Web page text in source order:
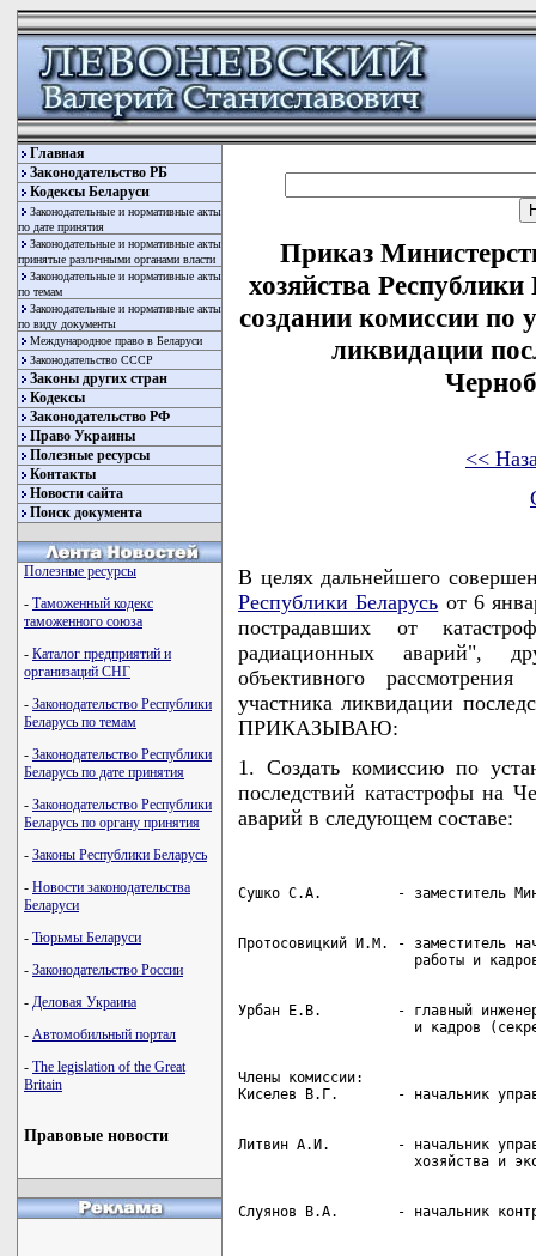
Главная
Законодательство РБ
Кодексы Беларуси
Законодательные и нормативные акты
по дате принятия
Законодательные и нормативные акты
принятые различными органами власти
Законодательные и нормативные акты
по темам
Законодательные и нормативные акты
по виду документы
Международное право в Беларуси
Законодательство СССР
Законы других стран
Кодексы
Законодательство РФ
Право Украины
Полезные ресурсы
Контакты
Новости сайта
Поиск документа
Полезные ресурсы
- Таможенный кодекс
таможенного союза
- Каталог предприятий и
организаций СНГ
- Законодательство Республики
Беларусь по темам
- Законодательство Республики
Беларусь по дате принятия
- Законодательство Республики
Беларусь по органу принятия
- Законы Республики Беларусь
- Новости законодательства
Беларуси
- Тюрьмы Беларуси
- Законодательство России
- Деловая Украина
- Автомобильный портал
- The legislation of the Great
Britain
Правовые новости
Приказ
хозяйства
создании комиссии по
ликвидации
<<
В целях дальнейшего
Республики Беларусь от 6
пострадавших от
радиационных аварий",
объективного
участника ликвидации
ПРИКАЗЫВАЮ:
1. Создать комиссию по
последствий катастрофы на
аварий в следующем составе:
Протосовицкий И.М. - заместитель
Урбан Е.В.         - главный инженер
Члены комиссии:
Литвин А.И.        - начальник